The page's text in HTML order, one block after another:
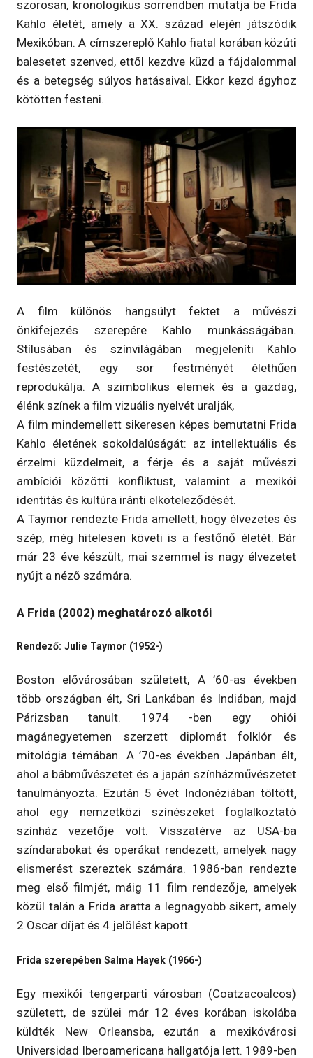
szorosan, kronologikus sorrendben mutatja be Frida
Kahlo életét, amely a XX. század elején játszódik
Mexikóban. A címszereplő Kahlo fiatal korában közúti
balesetet szenved, ettől kezdve küzd a fájdalommal
és a betegség súlyos hatásaival. Ekkor kezd ágyhoz
kötötten festeni.
A film különös hangsúlyt fektet a művészi
önkifejezés szerepére Kahlo munkásságában.
Stílusában és színvilágában megjeleníti Kahlo
festészetét, egy sor festményét élethűen
reprodukálja. A szimbolikus elemek és a gazdag,
élénk színek a film vizuális nyelvét uralják,
A film mindemellett sikeresen képes bemutatni Frida
Kahlo életének sokoldalúságát: az intellektuális és
érzelmi küzdelmeit, a férje és a saját művészi
ambíciói közötti konfliktust, valamint a mexikói
identitás és kultúra iránti elköteleződését.
A Taymor rendezte Frida amellett, hogy élvezetes és
szép, még hitelesen követi is a festőnő életét. Bár
már 23 éve készült, mai szemmel is nagy élvezetet
nyújt a néző számára.
A Frida (2002) meghatározó alkotói
Rendező: Julie Taymor (1952-)
Boston elővárosában született, A ’60-as években
több országban élt, Sri Lankában és Indiában, majd
Párizsban tanult. 1974 -ben egy ohiói
magánegyetemen szerzett diplomát folklór és
mitológia témában. A ’70-es években Japánban élt,
ahol a bábművészetet és a japán színházművészetet
tanulmányozta. Ezután 5 évet Indonéziában töltött,
ahol egy nemzetközi színészeket foglalkoztató
színház vezetője volt. Visszatérve az USA-ba
színdarabokat és operákat rendezett, amelyek nagy
elismerést szereztek számára. 1986-ban rendezte
meg első filmjét, máig 11 film rendezője, amelyek
közül talán a Frida aratta a legnagyobb sikert, amely
2 Oscar díjat és 4 jelölést kapott.
Frida szerepében Salma Hayek (1966-)
Egy mexikói tengerparti városban (Coatzacoalcos)
született, de szülei már 12 éves korában iskolába
küldték New Orleansba, ezután a mexikóvárosi
Universidad Iberoamericana hallgatója lett. 1989-ben